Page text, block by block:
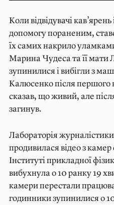
Коли відвідувачі
допомогу пораненим,
їх самих накрило
Марина Чудеса та її
зупинилися і вибігли з
Калюсенко після першого
сказав, що живий, але
загинув.
Лабораторія
продивилася відео з
Інституті прикладної
вибухнула о 10 ранку 19
камери перестали
годинники зупинилися о